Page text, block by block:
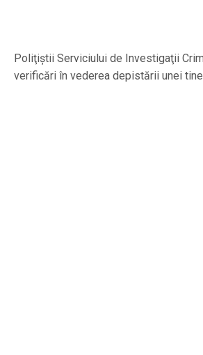
Poliţiştii Serviciului de Investigaţii
verificări în vederea depistării unei